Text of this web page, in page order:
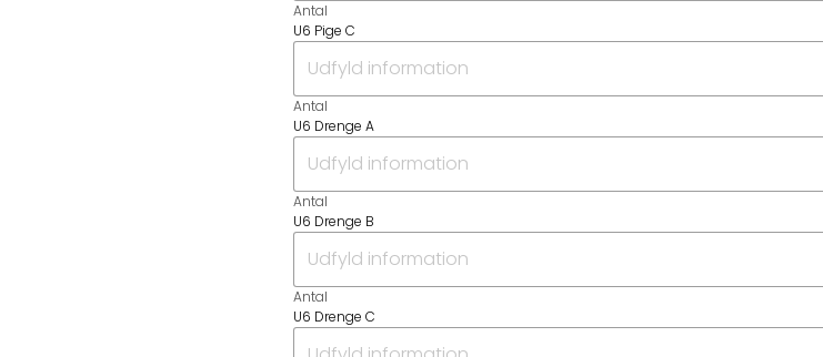
Antal
U6 Pige C
Antal
U6 Drenge A
Antal
U6 Drenge B
Antal
U6 Drenge C